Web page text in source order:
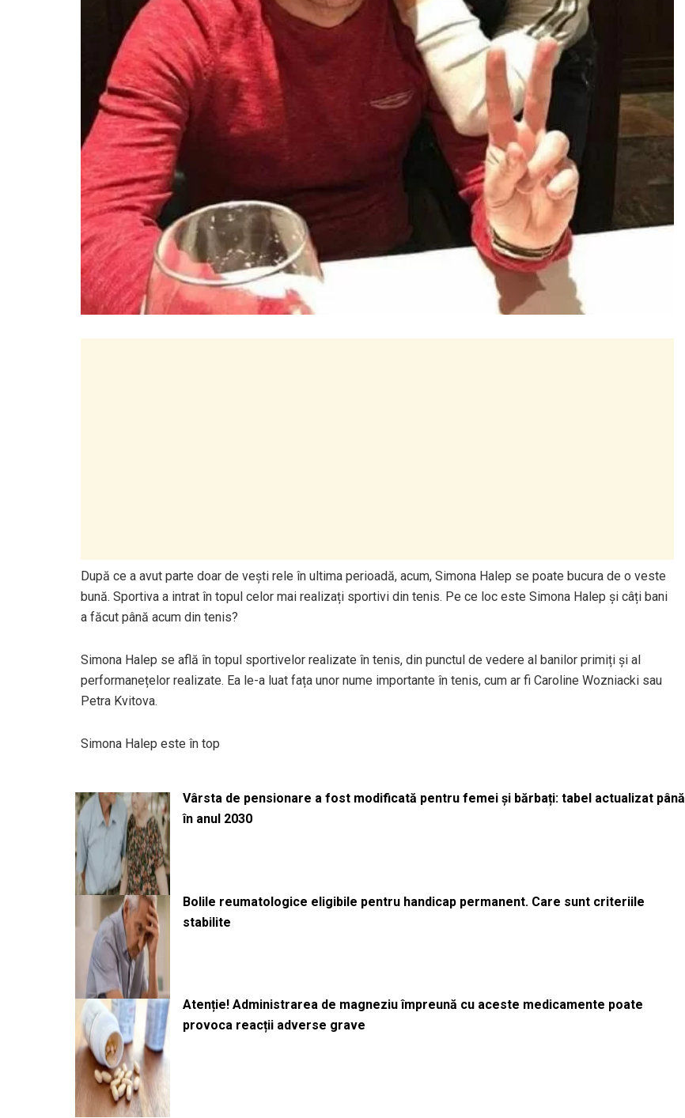
După ce a avut parte doar de vești rele în ultima perioadă, acum, Simona Halep se poate bucura de o veste
bună. Sportiva a intrat în topul celor mai realizați sportivi din tenis. Pe ce loc este Simona Halep și câți bani
a făcut până acum din tenis?
Simona Halep se află în topul sportivelor realizate în tenis, din punctul de vedere al banilor primiți și al
performanețelor realizate. Ea le-a luat fața unor nume importante în tenis, cum ar fi Caroline Wozniacki sau
Petra Kvitova.
Simona Halep este în top
Vârsta de pensionare a fost modificată pentru femei și bărbați: tabel actualizat până
în anul 2030
Bolile reumatologice eligibile pentru handicap permanent. Care sunt criteriile
stabilite
Atenție! Administrarea de magneziu împreună cu aceste medicamente poate
provoca reacții adverse grave